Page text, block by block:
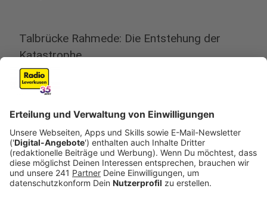
Talbrücke Rahmede: Die Entstehung der
Katastrophe
Anzeige
Es folgt für euch die Chronik der wichtigsten
Ereignisse rund um die Rahmedetalbrücke:
1965 bis 1968:Der Bau der Rahmedetalbrücke,
über die die A45 laufen soll, beginnt. Diese wird
für 25.000 Fahrzeuge pro Tag kalkuliert. Die